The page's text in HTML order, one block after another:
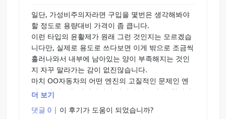
일단, 가성비주의자라면 구입을 몇번은 생각해봐야
할 정도로 용량대비 가격이 좀 큽니다.
이런 타입의 윤활제가 원래 그런 것인지는 모르겠습
니다만, 실제로 용도로 쓰다보면 이게 밖으로 조금씩
흘러나와서 내부에 남아있는 양이 부족해지는 것인
지 자꾸 말라가는 감이 없진않습니다.
마치 OO자동차의 어떤 엔진의 고질적인 문제인 엔
진오일 감소를 생각하시면 이해가 빠르실 듯 합니다.
며 딸기시럽정도라서 그런지 잘 흘러내리긴 합니다
더 보기
댓글 0 | 이 후기가 도움이 되었습니까?